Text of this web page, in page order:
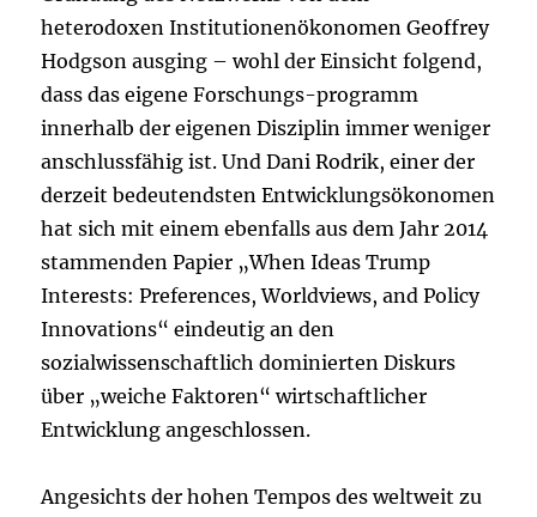
heterodoxen Institutionenökonomen Geoffrey
Hodgson ausging – wohl der Einsicht folgend,
dass das eigene Forschungs-programm
innerhalb der eigenen Disziplin immer weniger
anschlussfähig ist. Und Dani Rodrik, einer der
derzeit bedeutendsten Entwicklungsökonomen
hat sich mit einem ebenfalls aus dem Jahr 2014
stammenden Papier „When Ideas Trump
Interests: Preferences, Worldviews, and Policy
Innovations“ eindeutig an den
sozialwissenschaftlich dominierten Diskurs
über „weiche Faktoren“ wirtschaftlicher
Entwicklung angeschlossen.
Angesichts der hohen Tempos des weltweit zu